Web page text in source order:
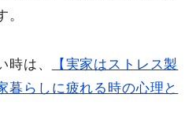
。
は、
【実家はストレス製
暮らしに疲れる時の心理と